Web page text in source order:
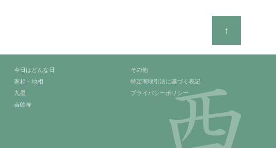
↑
今日はどんな日
家相・地相
九星
吉凶神
その他
特定商取引法に基づく表記
プライバシーポリシー